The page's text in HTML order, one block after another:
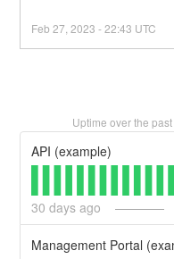
Feb27 ,2023 -22:43 UTC
Uptime over the past
API (example)
30 days ago